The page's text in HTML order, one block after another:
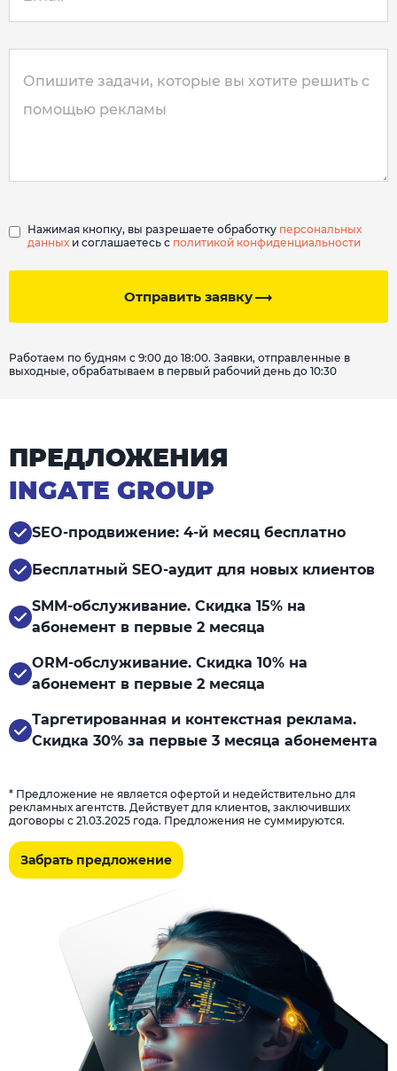
Отправить заявку
Нажимая кнопку, вы разрешаете обработку персональных
данных и соглашаетесь с политикой конфиденциальности
Работаем по будням с 9:00 до 18:00. Заявки, отправленные в
выходные, обрабатываем в первый рабочий день до 10:30
ПРЕДЛОЖЕНИЯ
INGATE GROUP
SEO-продвижение: 4-й месяц бесплатно
Бесплатный SEO-аудит для новых клиентов
SMM-обслуживание. Скидка 15% на
абонемент в первые 2 месяца
ORM-обслуживание. Скидка 10% на
абонемент в первые 2 месяца
Таргетированная и контекстная реклама.
Скидка 30% за первые 3 месяца абонемента
* Предложение не является офертой и недействительно для
рекламных агентств. Действует для клиентов, заключивших
договоры с 21.03.2025 года. Предложения не суммируются.
Забрать предложение